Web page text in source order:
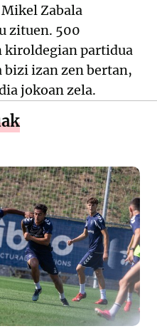
Zabala
zituen. 500
kiroldegian partidua
bizi izan zen bertan,
jokoan zela.